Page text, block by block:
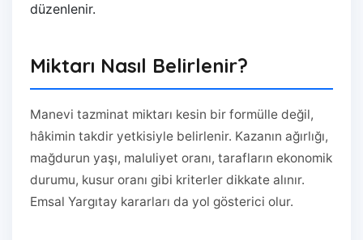
düzenlenir.
Miktarı Nasıl Belirlenir?
Manevi tazminat miktarı kesin bir formülle değil,
hâkimin takdir yetkisiyle belirlenir. Kazanın ağırlığı,
mağdurun yaşı, maluliyet oranı, tarafların ekonomik
durumu, kusur oranı gibi kriterler dikkate alınır.
Emsal Yargıtay kararları da yol gösterici olur.